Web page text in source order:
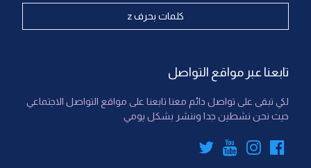
كلمات بحرف z
تابعنا عبر مواقع التواصل
لكي تبقى على تواصل دائم معنا تابعنا على مواقع التواصل الاجتماعي
حيث نحن نشطين جدا وننشر بشكل يومي